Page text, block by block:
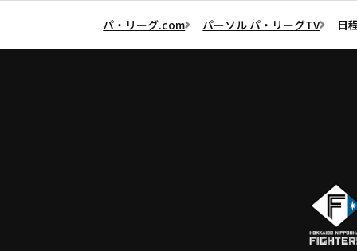
パ・リーグ.com パーソル パ・リーグTV 日